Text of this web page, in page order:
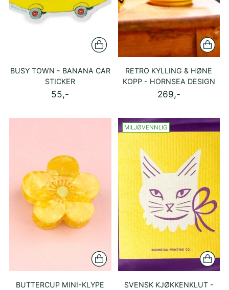
BUSY TOWN - BANANA CAR
STICKER
55,-
RETRO KYLLING & HØNE
KOPP - HORNSEA DESIGN
269,-
BUTTERCUP MINI-KLYPE
MILJØVENNLIG
SVENSK KJØKKENKLUT -